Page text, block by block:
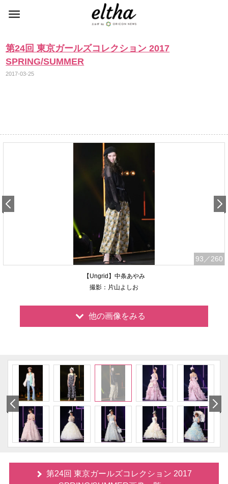
第24回 東京ガールズコレクション 2017
SPRING/SUMMER
2017-03-25
93 ／260
【Ungrid】中条あやみ
撮影：片山よしお
他の画像をみる
第24回 東京ガールズコレクション 2017